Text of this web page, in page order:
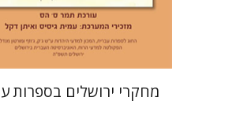
$33
$30
מחקרי ירושלים בספרות